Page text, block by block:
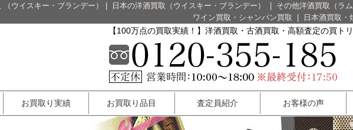
ウイスキー・ブランデー） 日本の洋酒買取（ウイスキー・ブランデー）
その他洋酒買取（ラ
ワイン買取・シャンパン買取
日本酒買取・
【100万点の買取実績！】洋酒買取・古酒買取・高額査定の買ト
お買取り実績 お買取り品目 査定員紹介 お客様の声